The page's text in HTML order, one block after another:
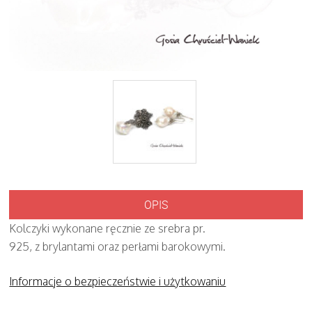
OPIS
Kolczyki wykonane ręcznie ze srebra pr.
925, z brylantami oraz perłami barokowymi.
Informacje o bezpieczeństwie i użytkowaniu